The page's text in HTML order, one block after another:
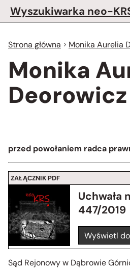
Wyszukiwarka neo-
Strona główna Monika Aurelia
Monika
Deorowicz
przed powołaniem radca
ZAŁĄCZNIK PDF
Uchwała
447/2019
Wyświetl
Sąd Rejonowy w Dąbrowie